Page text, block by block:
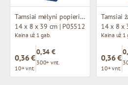
Tamsiai mėlyni popieriniai maišeliai su susuktomis rankenomis
14 x 8 x 39 cm | P05512
Kaina už 1 gab.
0,36 €
10+ vnt.
0,34 €
300+ vnt.
14 x 8 x
Kaina už 1
0,36 €
10+ vnt.